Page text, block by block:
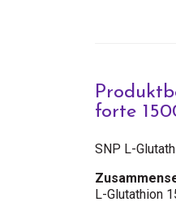
forte
SNP L-
L-Glutathion